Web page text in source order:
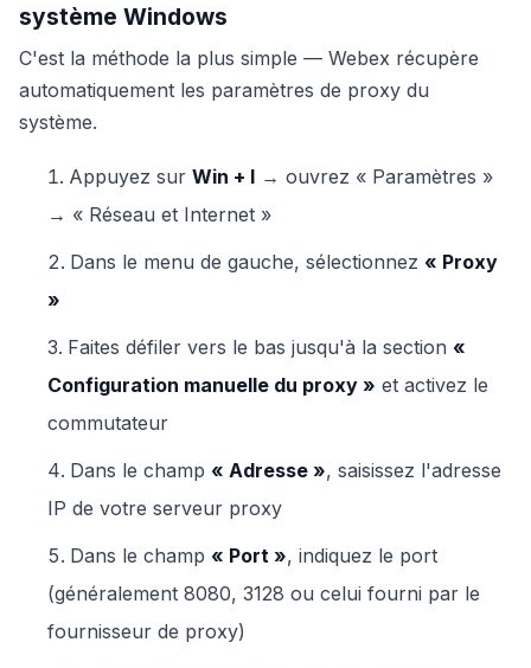
système Windows
C'est la méthode la plus simple — Webex récupère
automatiquement les paramètres de proxy du
système.
Appuyez sur Win + I → ouvrez « Paramètres »
→ « Réseau et Internet »
Dans le menu de gauche, sélectionnez « Proxy
»
Faites défiler vers le bas jusqu'à la section «
Configuration manuelle du proxy » et activez le
commutateur
Dans le champ « Adresse », saisissez l'adresse
IP de votre serveur proxy
Dans le champ « Port », indiquez le port
(généralement 8080, 3128 ou celui fourni par le
fournisseur de proxy)